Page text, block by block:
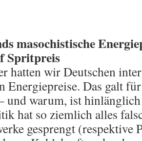
masochistische
Spritpreis
hatten wir Deutschen
Energiepreise. Das galt
und warum, ist
hat so ziemlich alles
gesprengt (respektive